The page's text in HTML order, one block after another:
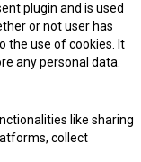
plugin and is used
or not user has
the use of cookies. It
any personal data.
like sharing
collect